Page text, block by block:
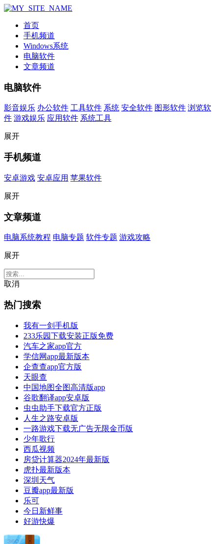
首页
手机频道
Windows系统
电脑软件
文章频道
电脑软件
影音娱乐 办公软件 工具软件 系统 安全软件 图形软件 浏览软
件 游戏娱乐 应用软件 系统工具
展开
手机频道
安卓游戏 安卓应用 苹果软件
展开
文章频道
电脑系统教程 电脑专题 软件专题 游戏攻略
展开
取消
热门搜索
我有一剑手机版
233乐园下载安装正版免费
汽车之家app官方
学信网app最新版本
企查查app官方版
天眼查
中国地图全图高清版app
谷歌翻译app安卓版
虫虫助手下载官方正版
人生之路安卓版
一路游戏下载无广告无限金币版
少年歌行
西瓜视频
房贷计算器2024年最新版
虎扑最新版本
深圳天气
豆瓣app最新版
乐可
今日新鲜事
好游快爆